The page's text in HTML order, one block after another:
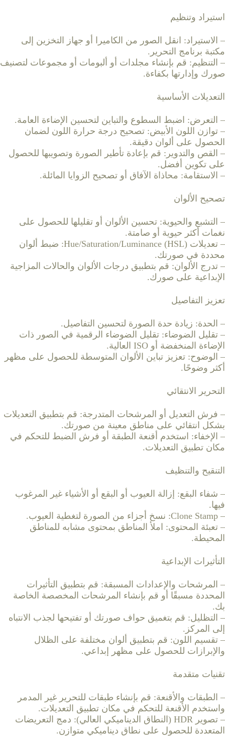
استيراد وتنظيم
– الاستيراد: انقل الصور من الكاميرا أو جهاز التخزين إلى
مكتبة برنامج التحرير.
– التنظيم: قم بإنشاء مجلدات أو ألبومات أو مجموعات لتصنيف
صورك وإدارتها بكفاءة.
التعديلات الأساسية
– التعرض: اضبط السطوع والتباين لتحسين الإضاءة العامة.
– توازن اللون الأبيض: تصحيح درجة حرارة اللون لضمان
الحصول على ألوان دقيقة.
– القص والتدوير: قم بإعادة تأطير الصورة وتصويبها للحصول
على تكوين أفضل.
– الاستقامة: محاذاة الآفاق أو تصحيح الزوايا المائلة.
تصحيح الألوان
– التشبع والحيوية: تحسين الألوان أو تقليلها للحصول على
نغمات أكثر حيوية أو صامتة.
– تعديلات Hue/Saturation/Luminance (HSL): ضبط ألوان
محددة في صورتك.
– تدرج الألوان: قم بتطبيق درجات الألوان والحالات المزاجية
الإبداعية على صورك.
تعزيز التفاصيل
– الحدة: زيادة حدة الصورة لتحسين التفاصيل.
– تقليل الضوضاء: تقليل الضوضاء الرقمية في الصور ذات
الإضاءة المنخفضة أو ISO العالية.
– الوضوح: تعزيز تباين الألوان المتوسطة للحصول على مظهر
أكثر وضوحًا.
التحرير الانتقائي
– فرش التعديل أو المرشحات المتدرجة: قم بتطبيق التعديلات
بشكل انتقائي على مناطق معينة من صورتك.
– الإخفاء: استخدم أقنعة الطبقة أو فرش الضبط للتحكم في
مكان تطبيق التعديلات.
التنقيح والتنظيف
– شفاء البقع: إزالة العيوب أو البقع أو الأشياء غير المرغوب
فيها.
– Clone Stamp: نسخ أجزاء من الصورة لتغطية العيوب.
– تعبئة المحتوى: املأ المناطق بمحتوى مشابه للمناطق
المحيطة.
التأثيرات الإبداعية
– المرشحات والإعدادات المسبقة: قم بتطبيق التأثيرات
المحددة مسبقًا أو قم بإنشاء المرشحات المخصصة الخاصة
بك.
– التظليل: قم بتغميق حواف صورتك أو تفتيحها لجذب الانتباه
إلى المركز.
– تقسيم اللون: قم بتطبيق ألوان مختلفة على الظلال
والإبرازات للحصول على مظهر إبداعي.
تقنيات متقدمة
– الطبقات والأقنعة: قم بإنشاء طبقات للتحرير غير المدمر
واستخدم الأقنعة للتحكم في مكان تطبيق التعديلات.
– تصوير HDR (النطاق الديناميكي العالي): دمج التعريضات
المتعددة للحصول على نطاق ديناميكي متوازن.